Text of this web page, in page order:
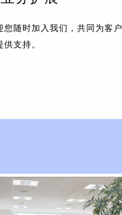
您随时加入我们，共同为客
供支持。